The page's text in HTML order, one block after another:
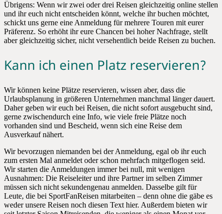
Übrigens: Wenn wir zwei oder drei Reisen gleichzeitig online stellen
und ihr euch nicht entscheiden könnt, welche ihr buchen möchtet,
schickt uns gerne eine Anmeldung für mehrere Touren mit eurer
Präferenz. So erhöht ihr eure Chancen bei hoher Nachfrage, stellt
aber gleichzeitig sicher, nicht versehentlich beide Reisen zu buchen.
Kann ich einen Platz reservieren?
Wir können keine Plätze reservieren, wissen aber, dass die
Urlaubsplanung in größeren Unternehmen manchmal länger dauert.
Daher geben wir euch bei Reisen, die nicht sofort ausgebucht sind,
gerne zwischendurch eine Info, wie viele freie Plätze noch
vorhanden sind und Bescheid, wenn sich eine Reise dem
Ausverkauf nähert.
Wir bevorzugen niemanden bei der Anmeldung, egal ob ihr euch
zum ersten Mal anmeldet oder schon mehrfach mitgeflogen seid.
Wir starten die Anmeldungen immer bei null, mit wenigen
Ausnahmen: Die Reiseleiter und ihre Partner im selben Zimmer
müssen sich nicht sekundengenau anmelden. Dasselbe gilt für
Leute, die bei SportFanReisen mitarbeiten – denn ohne die gäbe es
weder unsere Reisen noch diesen Text hier. Außerdem bieten wir